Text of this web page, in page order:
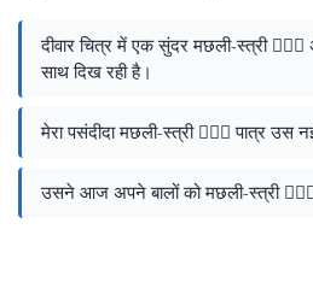
दीवार चित्र में एक सुंदर मछली-स्त्री
साथ दिख रही है।
मेरा पसंदीदा मछली-स्त्री 🧜🏿‍♀️ पात्र उस
उसने आज अपने बालों को मछली-स्त्री